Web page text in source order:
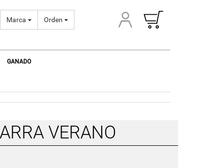
Marca Orden
GANADO
VERANO